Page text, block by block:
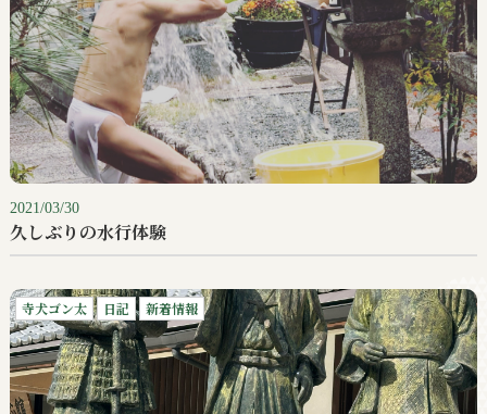
2021/03/30
久しぶりの水行体験
寺犬ゴン太 日記 新着情報